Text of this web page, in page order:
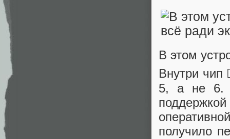
В этом
Внутри чип
5, а не 6.
получило